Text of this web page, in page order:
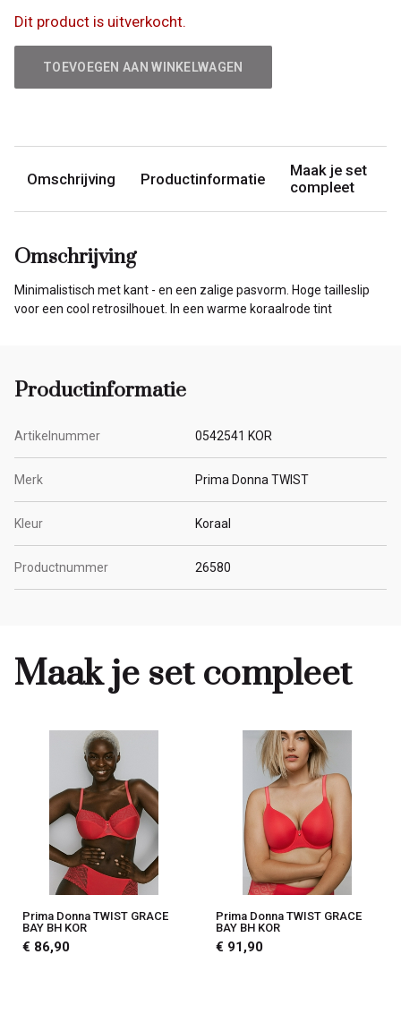
Dit product is uitverkocht.
TOEVOEGEN AAN WINKELWAGEN
Omschrijving Productinformatie
Maak je set
compleet
Omschrijving
Minimalistisch met kant - en een zalige pasvorm. Hoge tailleslip
voor een cool retrosilhouet. In een warme koraalrode tint
Productinformatie
Artikelnummer 0542541 KOR
Merk Prima Donna TWIST
Kleur Koraal
Productnummer 26580
Maak je set compleet
Prima Donna TWIST GRACE
BAY BH KOR
€ 86,90
Prima Donna TWIST GRACE
BAY BH KOR
€ 91,90